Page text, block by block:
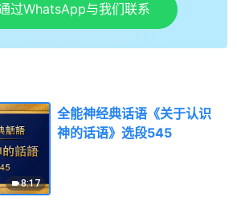
过WhatsApp与我们联系
8:17
全能神经典话语《关于认识
神的话语》选段545